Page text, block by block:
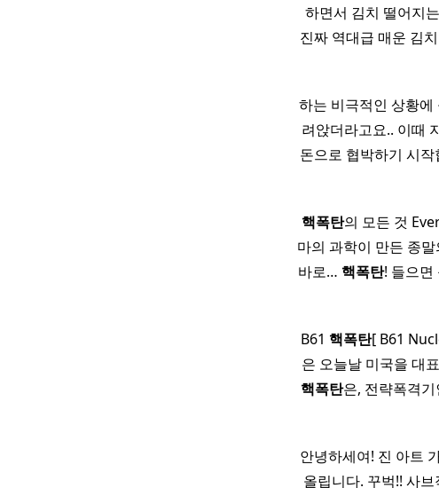
하면서 김치 떨어지
진짜 역대급 매운 김
하는 비극적인 상황
려앉더라고요.. 이때
돈으로 협박하기 시작
핵폭탄의 모든 것
마의 과학이 만든 종
바로… 핵폭탄! 들으면
B61 핵폭탄[ B61
은 오늘날 미국을 대
핵폭탄은, 전략폭격
안녕하세여! 진 아트
올립니다. 꾸벅!! 사